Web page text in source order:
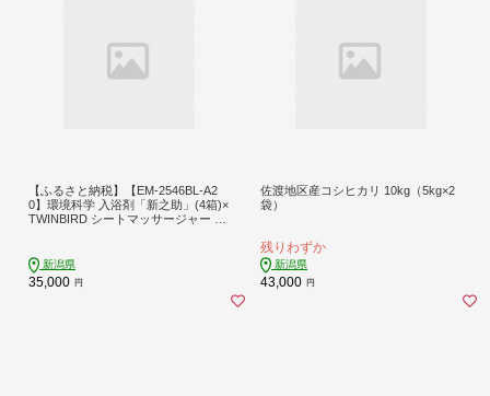
【ふるさと納税】【EM-2546BL-A2
0】環境科学 入浴剤「新之助」(4箱)×
TWINBIRD シートマッサージャー セ
新潟県
35,000 円
佐渡地区産コシヒカリ 10kg（5kg×2
袋）
残りわずか
新潟県
43,000 円